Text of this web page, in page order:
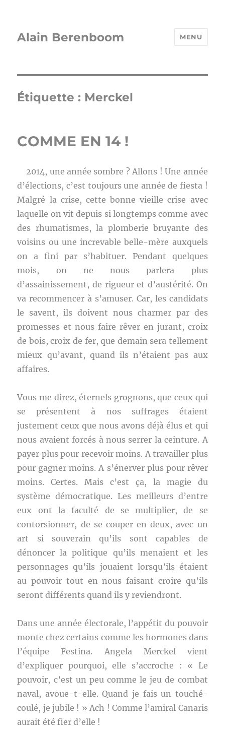
Alain Berenboom MENU
Étiquette : Merckel
COMME EN 14 !
2014, une année sombre ? Allons ! Une année
d’élections, c’est toujours une année de fiesta !
Malgré la crise, cette bonne vieille crise avec
laquelle on vit depuis si longtemps comme avec
des rhumatismes, la plomberie bruyante des
voisins ou une increvable belle-mère auxquels
on a fini par s’habituer. Pendant quelques
mois, on ne nous parlera plus
d’assainissement, de rigueur et d’austérité. On
va recommencer à s’amuser. Car, les candidats
le savent, ils doivent nous charmer par des
promesses et nous faire rêver en jurant, croix
de bois, croix de fer, que demain sera tellement
mieux qu’avant, quand ils n’étaient pas aux
affaires.
Vous me direz, éternels grognons, que ceux qui
se présentent à nos suffrages étaient
justement ceux que nous avons déjà élus et qui
nous avaient forcés à nous serrer la ceinture. A
payer plus pour recevoir moins. A travailler plus
pour gagner moins. A s’énerver plus pour rêver
moins. Certes. Mais c’est ça, la magie du
système démocratique. Les meilleurs d’entre
eux ont la faculté de se multiplier, de se
contorsionner, de se couper en deux, avec un
art si souverain qu’ils sont capables de
dénoncer la politique qu’ils menaient et les
personnages qu’ils jouaient lorsqu’ils étaient
au pouvoir tout en nous faisant croire qu’ils
seront différents quand ils y reviendront.
Dans une année électorale, l’appétit du pouvoir
monte chez certains comme les hormones dans
l’équipe Festina. Angela Merckel vient
d’expliquer pourquoi, elle s’accroche : « Le
pouvoir, c’est un peu comme le jeu de combat
naval, avoue-t-elle. Quand je fais un touché-
coulé, je jubile ! » Ach ! Comme l’amiral Canaris
aurait été fier d’elle !